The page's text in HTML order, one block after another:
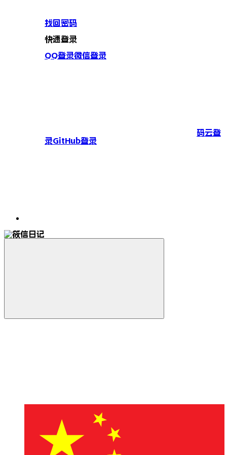
找回密码
快速登录
QQ登录微信登录
码云登
录GitHub登录